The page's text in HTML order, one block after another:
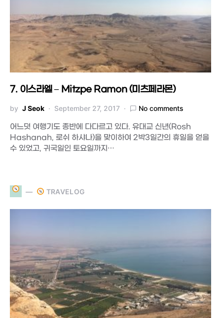
7. 이스라엘 – Mitzpe Ramon (미츠페라몬)
by J Seok September 27, 2017 No comments
어느덧 여행기도 종반에 다다르고 있다. 유대교 신년(Rosh
Hashanah, 로쉬 하샤나)을 맞이하여 2박3일간의 휴일을 얻을
수 있었고, 귀국일인 토요일까지…
TRAVELOG